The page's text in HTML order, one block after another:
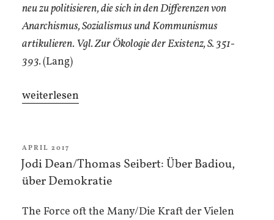
neu zu politisieren, die sich in den Differenzen von
Anarchismus, Sozialismus und Kommunismus
artikulieren. Vgl. Zur Ökologie der Existenz, S. 351-
393.(Lang)
„Drei
Existenzökologie
der
Revolution“
weiterlesen
VERÖFFENTLICHT
AM
APRIL 2017
Jodi Dean/Thomas Seibert: Über Badiou,
über Demokratie
The Force oft the Many/Die Kraft der Vielen